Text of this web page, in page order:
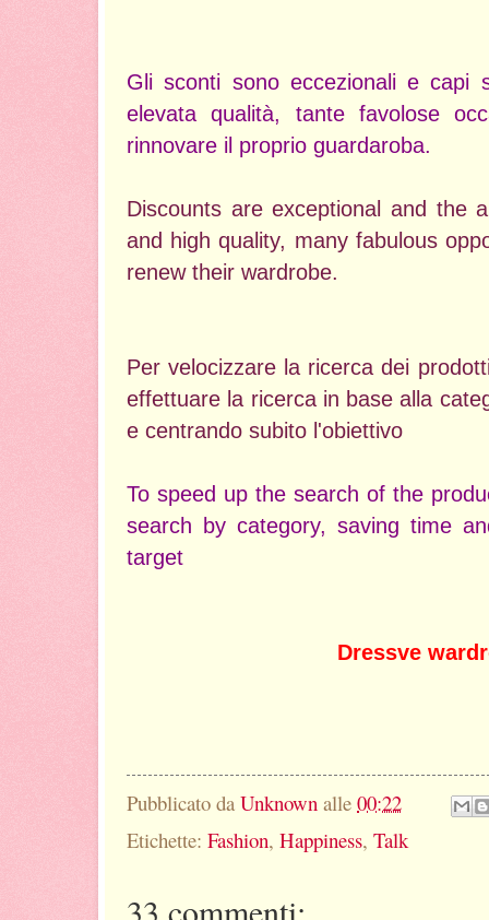
Gli sconti sono eccezionali e capi
elevata qualità, tante favolose
rinnovare il proprio guardaroba.
Discounts are exceptional and the
and high quality, many fabulous
renew their wardrobe.
Per velocizzare la ricerca dei
effettuare la ricerca in base alla
e centrando subito l'obiettivo
To speed up the search of the
search by category, saving time
target
Dressve
Pubblicato da Unknown alle 00:22
Etichette: Fashion, Happiness, Talk
33 commenti: